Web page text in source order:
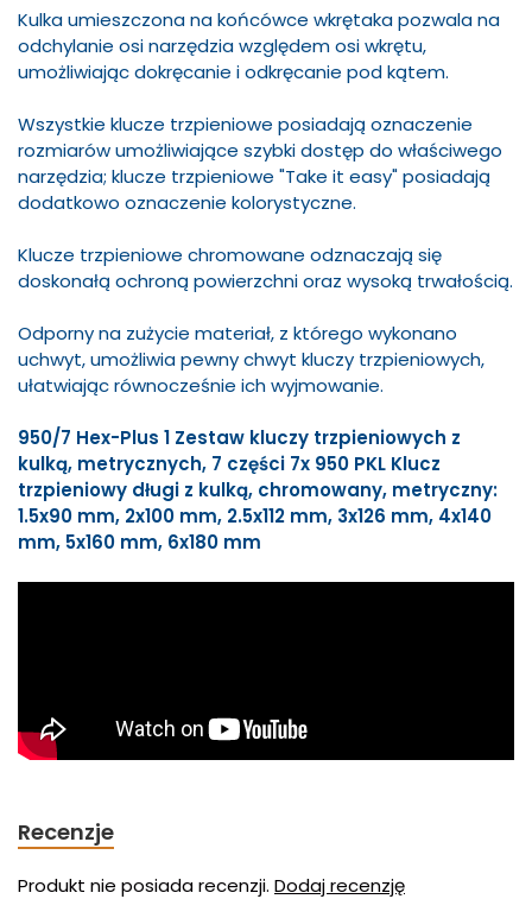
Kulka umieszczona na końcówce wkrętaka pozwala na
odchylanie osi narzędzia względem osi wkrętu,
umożliwiając dokręcanie i odkręcanie pod kątem.
Wszystkie klucze trzpieniowe posiadają oznaczenie
rozmiarów umożliwiające szybki dostęp do właściwego
narzędzia; klucze trzpieniowe "Take it easy" posiadają
dodatkowo oznaczenie kolorystyczne.
Klucze trzpieniowe chromowane odznaczają się
doskonałą ochroną powierzchni oraz wysoką trwałością.
Odporny na zużycie materiał, z którego wykonano
uchwyt, umożliwia pewny chwyt kluczy trzpieniowych,
ułatwiając równocześnie ich wyjmowanie.
950/7 Hex-Plus 1 Zestaw kluczy trzpieniowych z
kulką, metrycznych, 7 części 7x 950 PKL Klucz
trzpieniowy długi z kulką, chromowany, metryczny:
1.5x90 mm, 2x100 mm, 2.5x112 mm, 3x126 mm, 4x140
mm, 5x160 mm, 6x180 mm
Recenzje
Produkt nie posiada recenzji. Dodaj recenzję